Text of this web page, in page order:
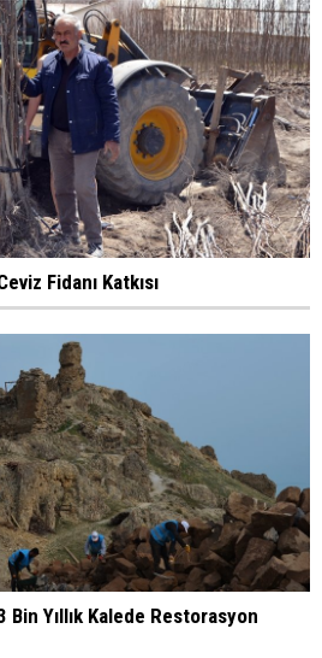
Fidanı Katkısı
Yıllık Kalede Restorasyon